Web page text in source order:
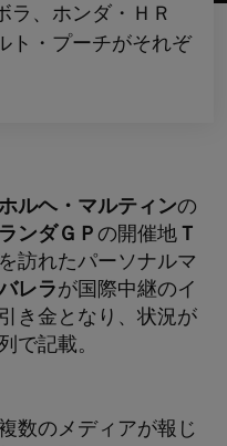
ラ、ホンダ・ＨＲ
ト・プーチがそれぞ
ルヘ・マルティンの
ンダＧＰ の開催地 Ｔ
を訪れたパーソナルマ
レラが国際中継のイ
き金となり、状況が
で記載。
数のメディアが報じ